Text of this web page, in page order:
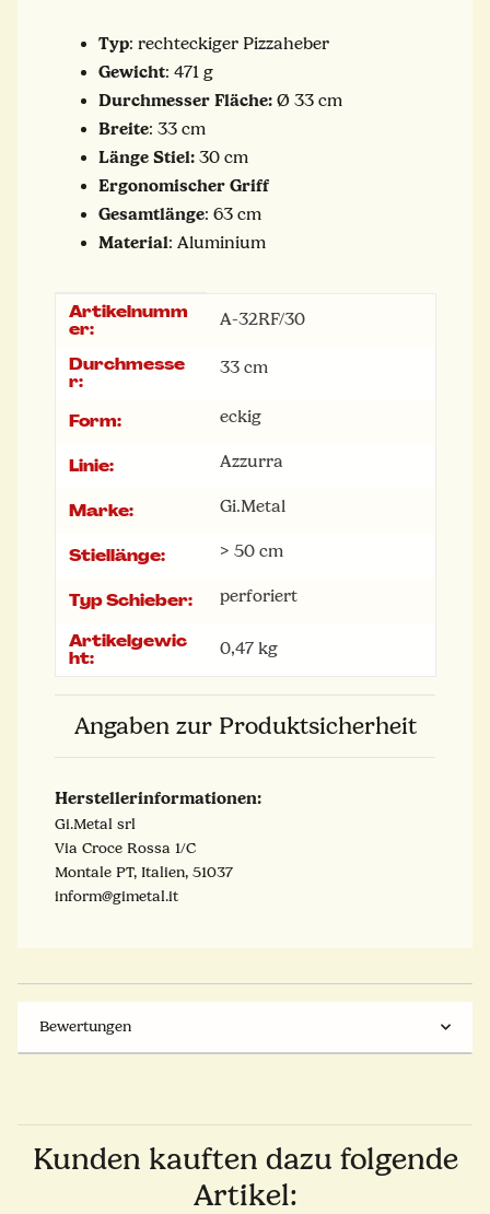
Typ: rechteckiger Pizzaheber
Gewicht: 471 g
Durchmesser Fläche: Ø 33 cm
Breite: 33 cm
Länge Stiel: 30 cm
Ergonomischer Griff
Gesamtlänge: 63 cm
Material: Aluminium
Produkteigenschaft
Wert
Artikelnumm
er:
A-32RF/30
Durchmesse
r:
33 cm
Form: eckig
Linie: Azzurra
Marke: Gi.Metal
Stiellänge: > 50 cm
Typ Schieber: perforiert
Artikelgewic
ht:
0,47 kg
Angaben zur Produktsicherheit
Herstellerinformationen:
Gi.Metal srl
Via Croce Rossa 1/C
Montale PT, Italien, 51037
inform@gimetal.it
Bewertungen
Kunden kauften dazu folgende
Artikel: